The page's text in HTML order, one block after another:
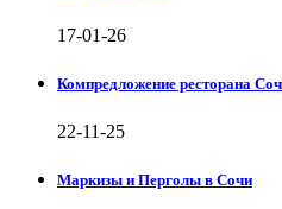
17-01-26
Компредложение ресторана
22-11-25
Маркизы и Перголы в Сочи